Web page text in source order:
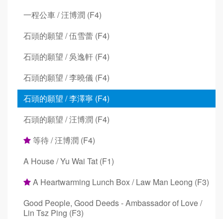
一程公車 / 汪博潤 (F4)
石頭的願望 / 伍雪蕾 (F4)
石頭的願望 / 吳逸軒 (F4)
石頭的願望 / 李曉儀 (F4)
石頭的願望 / 李澤寧 (F4)
石頭的願望 / 汪博潤 (F4)
等待 / 汪博潤 (F4)
A House / Yu Wai Tat (F1)
A Heartwarming Lunch Box / Law Man Leong (F3)
Good People, Good Deeds - Ambassador of Love /
Lin Tsz Ping (F3)